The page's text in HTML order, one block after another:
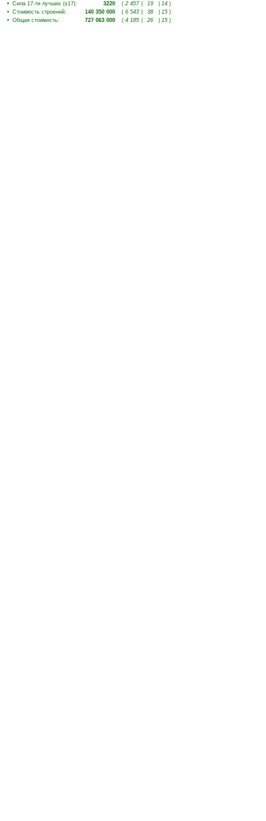
• Сила 17-ти лучших (s17): 3220 ( 2 457 19 14 )
• Стоимость строений: 140 350 000 ( 6 543 38 15 )
• Общая стоимость: 727 063 000 ( 4 185 26 15 )